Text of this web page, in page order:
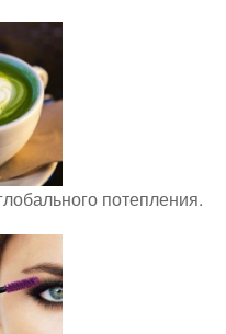
потепления.